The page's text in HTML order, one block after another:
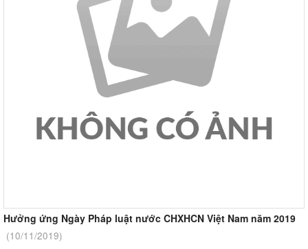
Hưởng ứng Ngày Pháp luật nước CHXHCN Việt Nam năm 2019
(10/11/2019)